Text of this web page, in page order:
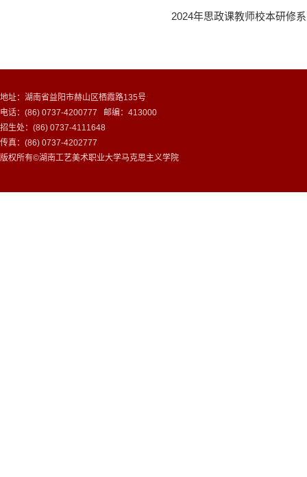
2024年思政课教师校本研修
地址：湖南省益阳市赫山区栖霞路135号
电话：(86) 0737-4200777 邮编：413000
招生处：(86) 0737-4111648
传真：(86) 0737-4202777
版权所有©湖南工艺美术职业大学马克思主义学院